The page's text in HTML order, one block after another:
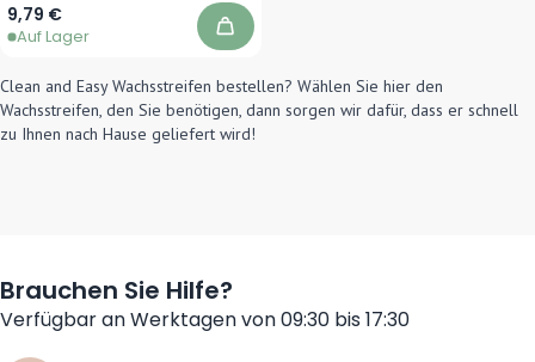
9,79 €
Auf Lager In den Warenkorb
Clean and Easy Wachsstreifen bestellen? Wählen Sie hier den
Wachsstreifen, den Sie benötigen, dann sorgen wir dafür, dass er schnell
zu Ihnen nach Hause geliefert wird!
Brauchen Sie Hilfe?
Verfügbar an Werktagen von 09:30 bis 17:30